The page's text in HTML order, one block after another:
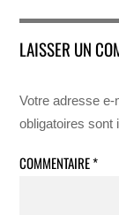
LAISSER UN
Votre adresse e-
obligatoires
COMMENTAIRE*